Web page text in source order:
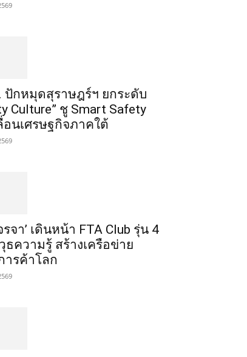
ปักหมุดสุราษฎร์ฯ ยกระดับ
Culture” ชู Smart Safety
อนเศรษฐกิจภาคใต้
รจา’ เดินหน้า FTA Club รุ่น 4
ธความรู้ สร้างเครือข่าย
ารค้าโลก